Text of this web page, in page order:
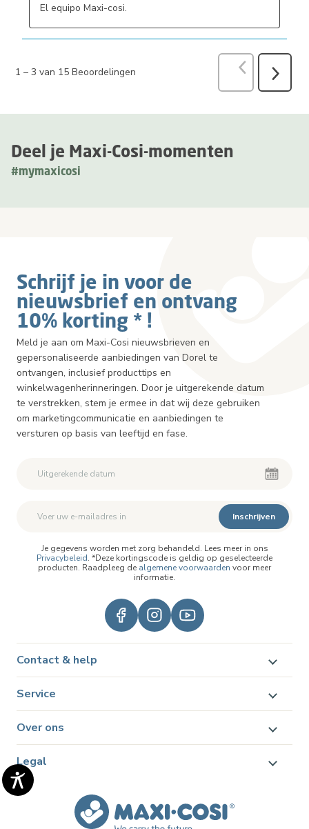
Deel je Maxi-Cosi-momenten
#mymaxicosi
El equipo Maxi-cosi.
1 – 3 van 15 Beoordelingen Vorige
Schrijf je in voor de
nieuwsbrief en ontvang
10% korting * !
Meld je aan om Maxi-Cosi nieuwsbrieven en
gepersonaliseerde aanbiedingen van Dorel te
ontvangen, inclusief producttips en
winkelwagenherinneringen. Door je uitgerekende datum
te verstrekken, stem je ermee in dat wij deze gebruiken
om marketingcommunicatie en aanbiedingen te
versturen op basis van leeftijd en fase.
Inschrijven
Je gegevens worden met zorg behandeld. Lees meer in ons
Privacybeleid. *Deze kortingscode is geldig op geselecteerde
producten. Raadpleeg de algemene voorwaarden voor meer
informatie.
Contact & help
Service
Over ons
Legal